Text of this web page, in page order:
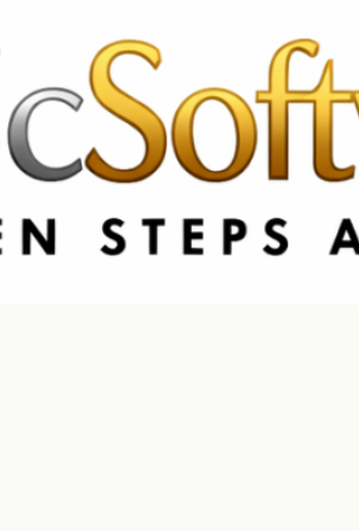
CA & US: +1 562 606 0386